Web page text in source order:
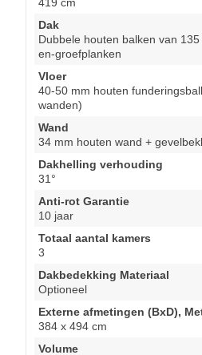
Dak
Dubbele houten balken van
en-groefplanken
Vloer
40-50 mm houten
wanden)
Wand
34 mm houten wand +
Dakhelling verhouding
31°
Anti-rot Garantie
10 jaar
Totaal aantal kamers
3
Dakbedekking Materiaal
Optioneel
Externe afmetingen (BxD),
384 x 494 cm
Volume